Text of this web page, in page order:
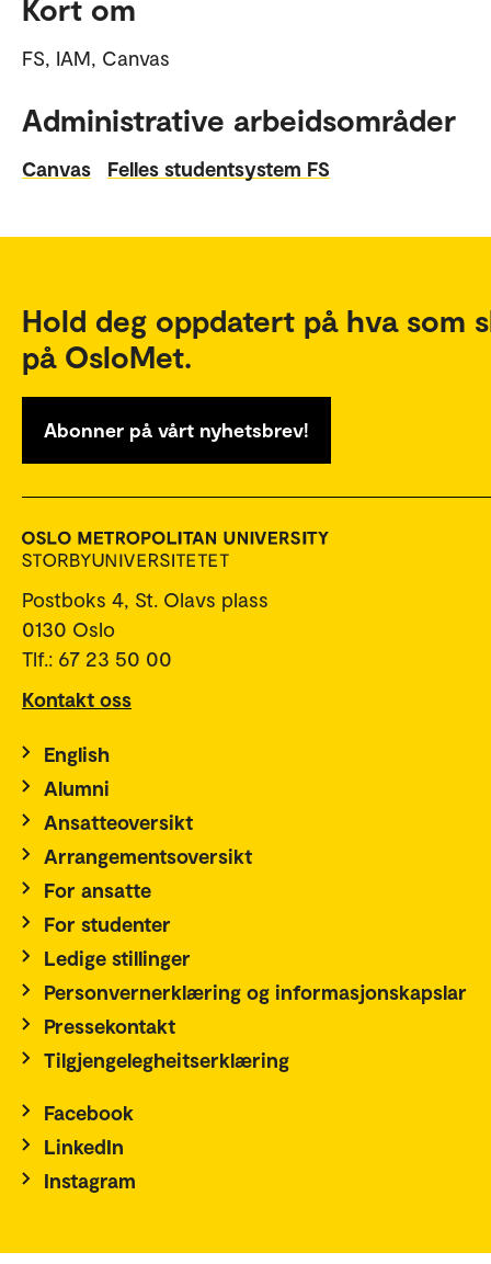
Kort om
FS, IAM, Canvas
Administrative arbeidsområder
Canvas Felles studentsystem FS
Hold deg oppdatert på hva som
på OsloMet.
Abonner på vårt nyhetsbrev!
Postboks 4, St. Olavs plass
0130 Oslo
Tlf.: 67 23 50 00
Kontakt oss
English
Alumni
Ansatteoversikt
Arrangementsoversikt
For ansatte
For studenter
Ledige stillinger
Personvernerklæring og informasjonskapslar
Pressekontakt
Tilgjengelegheitserklæring
Facebook
LinkedIn
Instagram